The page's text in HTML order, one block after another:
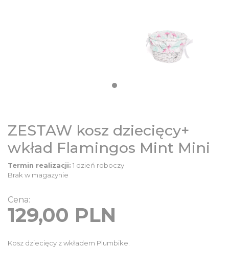
INFO
ZESTAW kosz dziecięcy+
wkład Flamingos Mint Mini
Cena:
129,00 PLN
Kosz dziecięcy z wkładem Plumbike.
Termin realizacji: 1 dzień roboczy
Brak w magazynie